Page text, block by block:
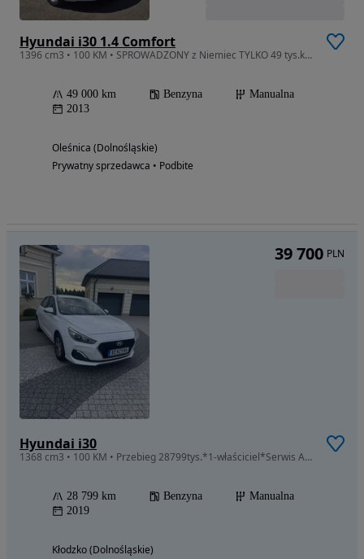
Hyundai i30 1.4 Comfort
1396 cm3 • 100 KM • SPROWADZONY z Niemiec TYLKO 49 tys.km Tylko 49 tys.km
49 000 km Benzyna
Manualna
2013
Oleśnica (Dolnośląskie)
Prywatny sprzedawca • Podbite
Hyundai i30
1368 cm3 • 100 KM • Przebieg 28799tys.*1-właściciel*Serwis ASO
28 799 km Benzyna
Manualna
2019
Kłodzko (Dolnośląskie)
39 700 PLN